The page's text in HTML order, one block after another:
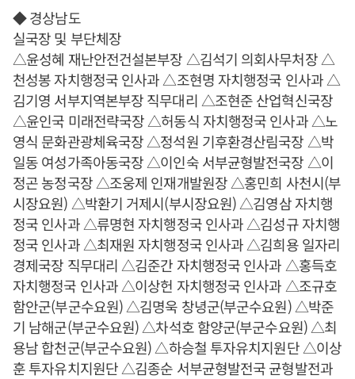
◆ 경상남도
실국장 및 부단체장
△윤성혜 재난안전건설본부장 △김석기 의회사무처장 △
천성봉 자치행정국 인사과 △조현명 자치행정국 인사과 △
김기영 서부지역본부장 직무대리 △조현준 산업혁신국장
△윤인국 미래전략국장 △허동식 자치행정국 인사과 △노
영식 문화관광체육국장 △정석원 기후환경산림국장 △박
일동 여성가족아동국장 △이인숙 서부균형발전국장 △이
정곤 농정국장 △조웅제 인재개발원장 △홍민희 사천시(부
시장요원) △박환기 거제시(부시장요원) △김영삼 자치행
정국 인사과 △류명현 자치행정국 인사과 △김성규 자치행
정국 인사과 △최재원 자치행정국 인사과 △김희용 일자리
경제국장 직무대리 △김준간 자치행정국 인사과 △홍득호
자치행정국 인사과 △이상헌 자치행정국 인사과 △조규호
함안군(부군수요원) △김명욱 창녕군(부군수요원) △박준
기 남해군(부군수요원) △차석호 함양군(부군수요원) △최
용남 합천군(부군수요원) △하승철 투자유치지원단 △이상
훈 투자유치지원단 △김종순 서부균형발전국 균형발전과